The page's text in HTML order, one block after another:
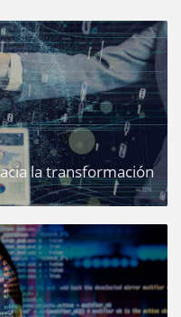
la transformación